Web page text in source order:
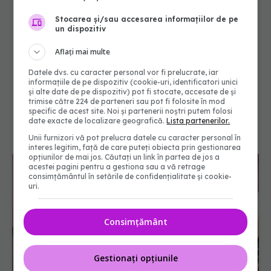
Stocarea și/sau accesarea informațiilor de pe
un dispozitiv
Aflați mai multe
Datele dvs. cu caracter personal vor fi prelucrate, iar
informațiile de pe dispozitiv (cookie-uri, identificatori unici
și alte date de pe dispozitiv) pot fi stocate, accesate de și
trimise către 224 de parteneri sau pot fi folosite în mod
specific de acest site. Noi și partenerii noștri putem folosi
date exacte de localizare geografică.Lista partenerilor.
Unii furnizori vă pot prelucra datele cu caracter personal în
interes legitim, față de care puteți obiecta prin gestionarea
opțiunilor de mai jos. Căutați un link în partea de jos a
acestei pagini pentru a gestiona sau a vă retrage
consimțământul în setările de confidențialitate și cookie-
uri.
Consimțământ
Gestionați opțiunile